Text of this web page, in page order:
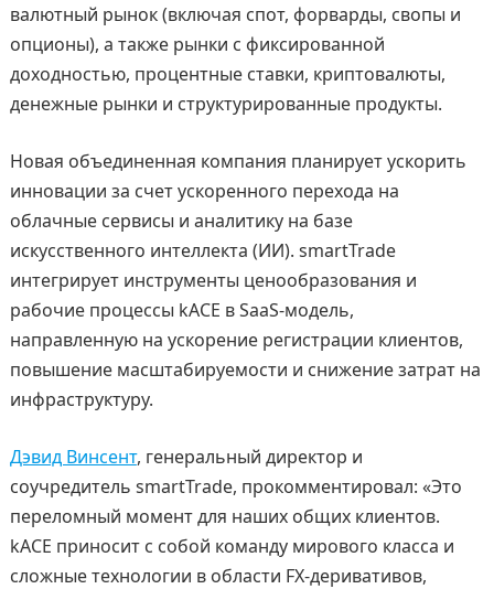
валютный рынок (включая спот, форварды, свопы и
опционы), а также рынки с фиксированной
доходностью, процентные ставки, криптовалюты,
денежные рынки и структурированные продукты.
Новая объединенная компания планирует ускорить
инновации за счет ускоренного перехода на
облачные сервисы и аналитику на базе
искусственного интеллекта (ИИ). smartTrade
интегрирует инструменты ценообразования и
рабочие процессы kACE в SaaS-модель,
направленную на ускорение регистрации клиентов,
повышение масштабируемости и снижение затрат на
инфраструктуру.
Дэвид Винсент, генеральный директор и
соучредитель smartTrade, прокомментировал: «Это
переломный момент для наших общих клиентов.
kACE приносит с собой команду мирового класса и
сложные технологии в области FX-деривативов,